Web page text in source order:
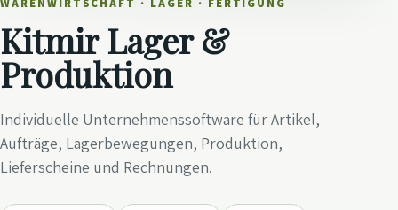
WARENWIRTSCHAFT · LAGER · FERTIGUNG
Kitmir Lager &
Produktion
Individuelle Unternehmenssoftware für Artikel,
Aufträge, Lagerbewegungen, Produktion,
Lieferscheine und Rechnungen.